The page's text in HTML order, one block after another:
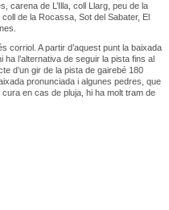
carena de L’Illa, coll Llarg, peu de la
de la Rocassa, Sot del Sabater, El
corriol. A partir d’aquest punt la baixada
l’alternativa de seguir la pista fins al
d’un gir de la pista de gairebé 180
pronunciada i algunes pedres, que
en cas de pluja, hi ha molt tram de